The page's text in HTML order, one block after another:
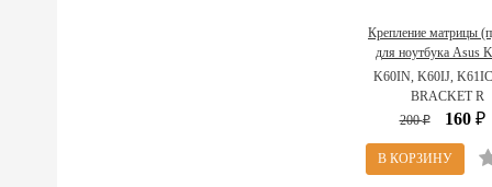
Крепление матрицы
для ноутбука Asus
K60IN, K60IJ,
BRACKET R
200₽ 160 ₽